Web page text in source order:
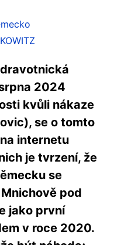
2024
kvůli nákaze
se o tomto
internetu
je tvrzení, že
se
pod
jako první
v roce 2020.